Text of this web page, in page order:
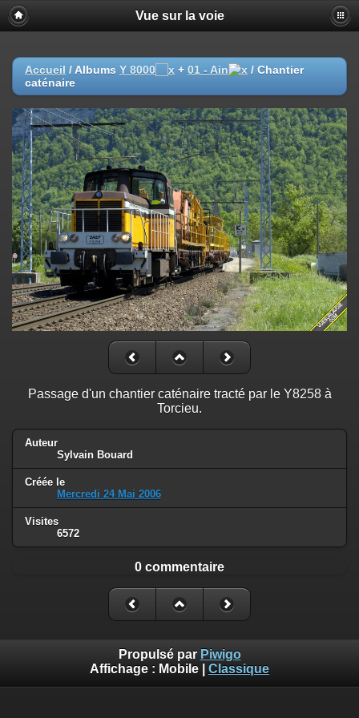
Vue sur la voie
Accueil / Albums Y 8000 + 01 - Ain / Chantier
caténaire
Passage d'un chantier caténaire tracté par le Y8258 à
Torcieu.
Auteur
Sylvain Bouard
Créée le
Mercredi 24 Mai 2006
Visites
6572
0 commentaire
Propulsé par Piwigo
Affichage : Mobile Classique